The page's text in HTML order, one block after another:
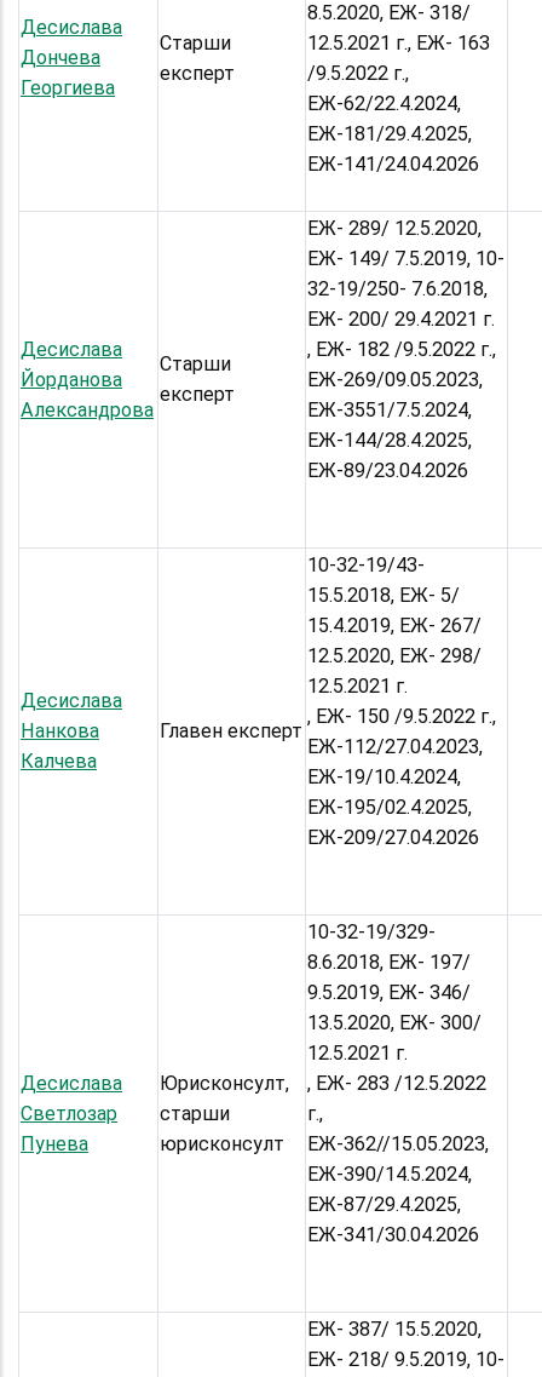
Десислава
Дончева
Георгиева
Старши
експерт
8.5.2020, ЕЖ- 318/
12.5.2021 г., ЕЖ- 163
/9.5.2022 г.,
ЕЖ-62/22.4.2024,
ЕЖ-181/29.4.2025,
ЕЖ-141/24.04.2026
Десислава
Йорданова
Александрова
Старши
експерт
ЕЖ- 289/ 12.5.2020,
ЕЖ- 149/ 7.5.2019, 10-
32-19/250- 7.6.2018,
ЕЖ- 200/ 29.4.2021 г.
, ЕЖ- 182 /9.5.2022 г.,
ЕЖ-269/09.05.2023,
ЕЖ-3551/7.5.2024,
ЕЖ-144/28.4.2025,
ЕЖ-89/23.04.2026
Десислава
Нанкова
Калчева
Главен експерт
10-32-19/43-
15.5.2018, ЕЖ- 5/
15.4.2019, ЕЖ- 267/
12.5.2020, ЕЖ- 298/
12.5.2021 г.
, ЕЖ- 150 /9.5.2022 г.,
ЕЖ-112/27.04.2023,
ЕЖ-19/10.4.2024,
ЕЖ-195/02.4.2025,
ЕЖ-209/27.04.2026
Десислава
Светлозар
Пунева
Юрисконсулт,
старши
юрисконсулт
10-32-19/329-
8.6.2018, ЕЖ- 197/
9.5.2019, ЕЖ- 346/
13.5.2020, ЕЖ- 300/
12.5.2021 г.
, ЕЖ- 283 /12.5.2022
г.,
ЕЖ-362//15.05.2023,
ЕЖ-390/14.5.2024,
ЕЖ-87/29.4.2025,
ЕЖ-341/30.04.2026
ЕЖ- 387/ 15.5.2020,
ЕЖ- 218/ 9.5.2019, 10-